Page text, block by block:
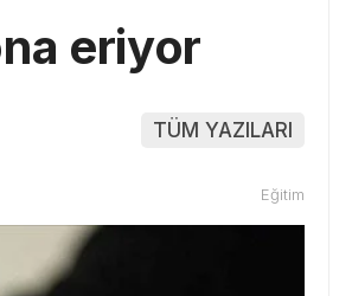
eriyor
TÜM YAZILARI
Eğitim